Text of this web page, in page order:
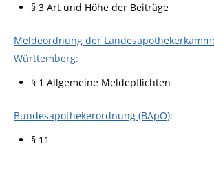
§ 3 Art und Höhe der Beiträge
Meldeordnung der
Württemberg:
§ 1 Allgemeine Meldepflichten
Bundesapothekerordnung (BApO):
§ 11